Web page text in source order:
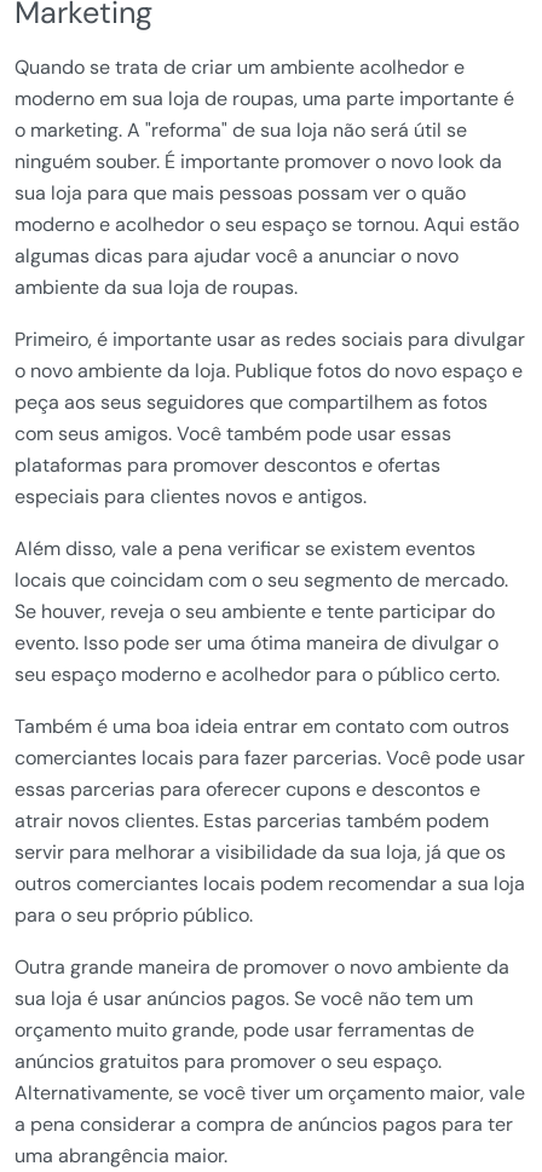
Marketing
Quando se trata de criar um ambiente acolhedor e
moderno em sua loja de roupas, uma parte importante é
o marketing. A "reforma" de sua loja não será útil se
ninguém souber. É importante promover o novo look da
sua loja para que mais pessoas possam ver o quão
moderno e acolhedor o seu espaço se tornou. Aqui estão
algumas dicas para ajudar você a anunciar o novo
ambiente da sua loja de roupas.
Primeiro, é importante usar as redes sociais para divulgar
o novo ambiente da loja. Publique fotos do novo espaço e
peça aos seus seguidores que compartilhem as fotos
com seus amigos. Você também pode usar essas
plataformas para promover descontos e ofertas
especiais para clientes novos e antigos.
Além disso, vale a pena verificar se existem eventos
locais que coincidam com o seu segmento de mercado.
Se houver, reveja o seu ambiente e tente participar do
evento. Isso pode ser uma ótima maneira de divulgar o
seu espaço moderno e acolhedor para o público certo.
Também é uma boa ideia entrar em contato com outros
comerciantes locais para fazer parcerias. Você pode usar
essas parcerias para oferecer cupons e descontos e
atrair novos clientes. Estas parcerias também podem
servir para melhorar a visibilidade da sua loja, já que os
outros comerciantes locais podem recomendar a sua loja
para o seu próprio público.
Outra grande maneira de promover o novo ambiente da
sua loja é usar anúncios pagos. Se você não tem um
orçamento muito grande, pode usar ferramentas de
anúncios gratuitos para promover o seu espaço.
Alternativamente, se você tiver um orçamento maior, vale
a pena considerar a compra de anúncios pagos para ter
uma abrangência maior.